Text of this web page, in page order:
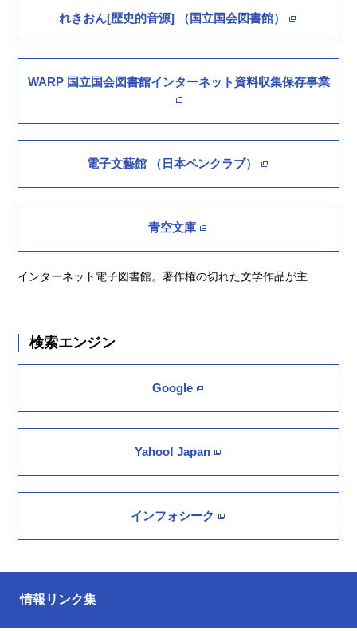
れきおん[歴史的音源] （国立国会図書館）
WARP 国立国会図書館インターネット資料収集保存事業
電子文藝館 （日本ペンクラブ）
青空文庫
インターネット電子図書館。著作権の切れた文学作品が主
検索エンジン
Google
Yahoo! Japan
インフォシーク
情報リンク集